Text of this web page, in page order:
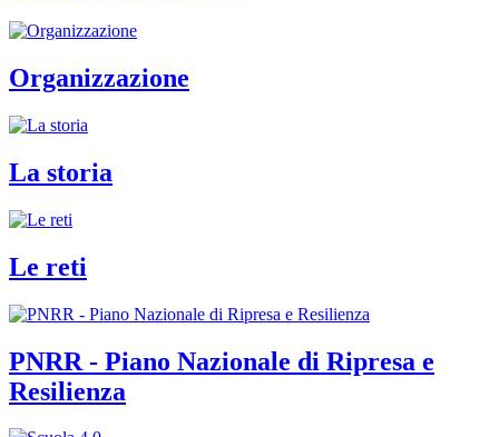
Organizzazione
La storia
Le reti
PNRR - Piano Nazionale di Ripresa e
Resilienza